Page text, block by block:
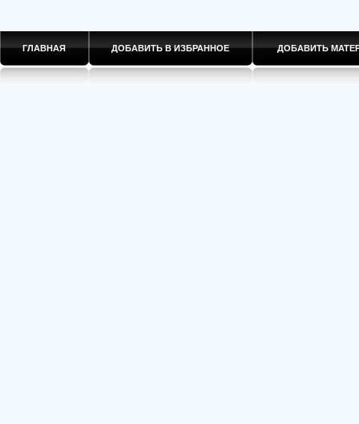
ГЛАВНАЯ ДОБАВИТЬ В ИЗБРАННОЕ ДОБАВИТЬ